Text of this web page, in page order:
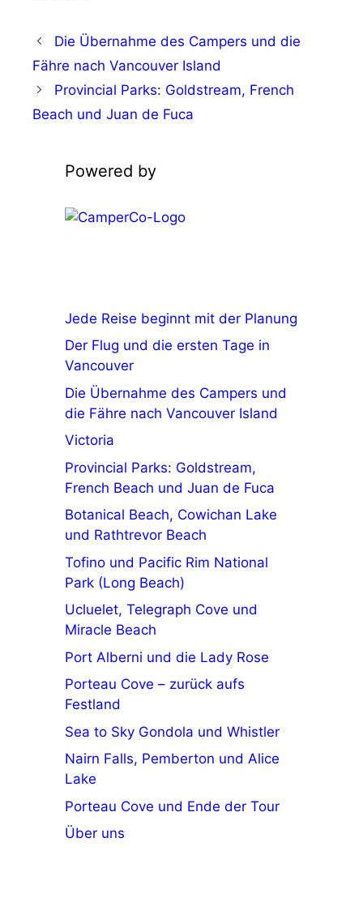
Die Übernahme des Campers und die
Fähre nach Vancouver Island
Provincial Parks: Goldstream, French
Beach und Juan de Fuca
Powered by
Jede Reise beginnt mit der Planung
Der Flug und die ersten Tage in
Vancouver
Die Übernahme des Campers und
die Fähre nach Vancouver Island
Victoria
Provincial Parks: Goldstream,
French Beach und Juan de Fuca
Botanical Beach, Cowichan Lake
und Rathtrevor Beach
Tofino und Pacific Rim National
Park (Long Beach)
Ucluelet, Telegraph Cove und
Miracle Beach
Port Alberni und die Lady Rose
Porteau Cove – zurück aufs
Festland
Sea to Sky Gondola und Whistler
Nairn Falls, Pemberton und Alice
Lake
Porteau Cove und Ende der Tour
Über uns